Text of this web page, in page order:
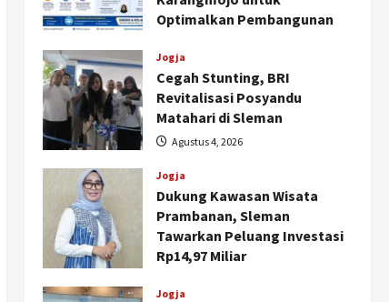
Optimalkan Pembangunan
Kalurahan
Agustus 5, 2026
Jogja
Cegah Stunting, BRI
Revitalisasi Posyandu
Matahari di Sleman
Agustus 4, 2026
Jogja
Dukung Kawasan Wisata
Prambanan, Sleman
Tawarkan Peluang Investasi
Rp14,97 Miliar
Jogja